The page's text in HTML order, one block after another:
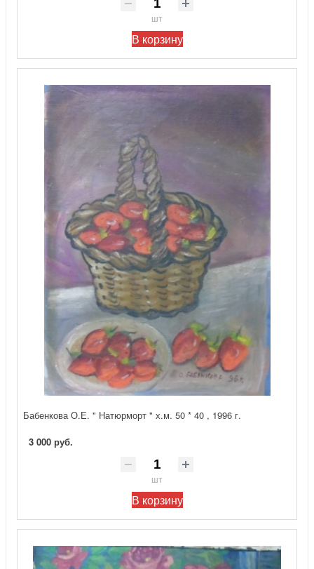
шт
В корзину
Бабенкова О.Е. " Натюрморт " х.м. 50 * 40 , 1996 г.
3 000 руб.
шт
В корзину